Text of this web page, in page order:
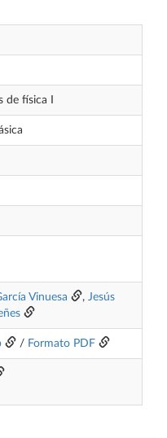
de física I
Vinuesa , Jesús
/ Formato PDF